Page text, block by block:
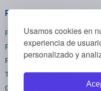
Usamos cookies en
experiencia de
personalizado y
Políticas Gerais
Política de Privacidade
Política de Cookies
Política de Reembolsos
Termos e Condições
Cancelar inscrição